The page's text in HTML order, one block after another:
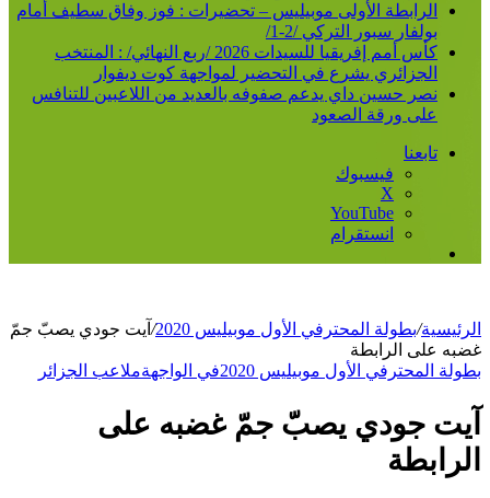
الرابطة الأولى موبيليس – تحضيرات : فوز وفاق سطيف أمام
بولفار سبور التركي /2-1/
كأس أمم إفريقيا للسيدات 2026 /ربع النهائي/ : المنتخب
الجزائري يشرع في التحضير لمواجهة كوت ديفوار
نصر حسين داي يدعم صفوفه بالعديد من اللاعبين للتنافس
على ورقة الصعود
تابعنا
فيسبوك
‫X
‫YouTube
انستقرام
الرئيسية/بطولة المحترفي الأول موبيليس 2020 / آيت جودي يصبّ جمّ
غضبه على الرابطة
بطولة المحترفي الأول موبيليس 2020
في الواجهةملاعب الجزائر
آيت جودي يصبّ جمّ غضبه على
الرابطة